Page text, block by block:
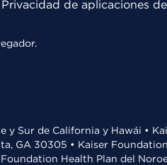
Privacidad de aplicaciones
Sur de California y Hawái •
GA 30305 • Kaiser
Health Plan del